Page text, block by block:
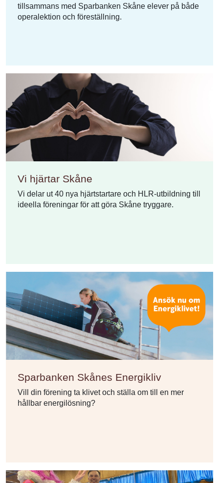
tillsammans med Sparbanken Skåne elever på både
operalektion och föreställning.
Vi hjärtar Skåne
Vi delar ut 40 nya hjärtstartare och HLR-utbildning till
ideella föreningar för att göra Skåne tryggare.
Sparbanken Skånes Energikliv
Vill din förening ta klivet och ställa om till en mer
hållbar energilösning?